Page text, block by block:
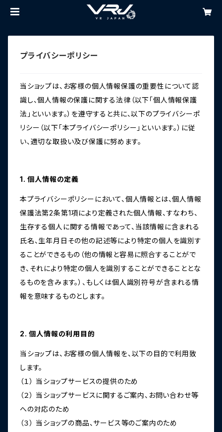
プライバシーポリシー
当ショップは、お客様の個人情報保護の重要性について認
識し、個人情報の保護に関する法律（以下「個人情報保護
法」といいます。）を遵守すると共に、以下のプライバシーポ
リシー（以下「本プライバシーポリシー」といいます。）に従
い、適切な取扱い及び保護に努めます。
1. 個人情報の定義
本プライバシーポリシーにおいて、個人情報とは、個人情報
保護法第2条第1項により定義された個人情報、すなわち、
生存する個人に関する情報であって、当該情報に含まれる
氏名、生年月日その他の記述等により特定の個人を識別す
ることができるもの（他の情報と容易に照合することがで
き、それにより特定の個人を識別することができることとな
るものを含みます。）、もしくは個人識別符号が含まれる情
報を意味するものとします。
2. 個人情報の利用目的
当ショップは、お客様の個人情報を、以下の目的で利用致
します。
（１） 当ショップサービスの提供のため
（２） 当ショップサービスに関するご案内、お問い合わせ等
への対応のため
（３） 当ショップの商品、サービス等のご案内のため